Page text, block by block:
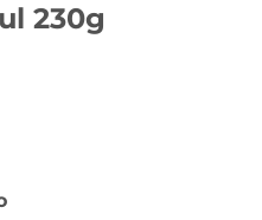
230g